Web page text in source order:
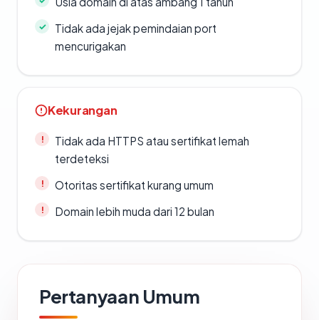
Tidak ada jejak pemindaian port
mencurigakan
Kekurangan
Tidak ada HTTPS atau sertifikat lemah
terdeteksi
Otoritas sertifikat kurang umum
Domain lebih muda dari 12 bulan
Pertanyaan Umum